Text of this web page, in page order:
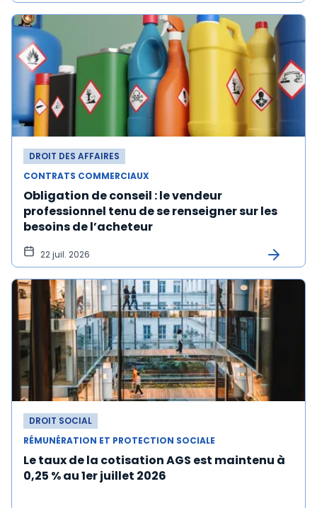
DROIT DES AFFAIRES
CONTRATS COMMERCIAUX
Obligation de conseil : le vendeur
professionnel tenu de se renseigner sur les
besoins de l’acheteur
22 juil. 2026
DROIT SOCIAL
RÉMUNÉRATION ET PROTECTION SOCIALE
Le taux de la cotisation AGS est maintenu à
0,25 % au 1er juillet 2026